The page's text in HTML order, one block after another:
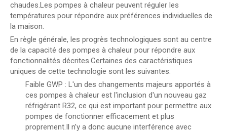
chaudes.Les pompes à chaleur peuvent réguler les
températures pour répondre aux préférences individuelles de
la maison.
En règle générale, les progrès technologiques sont au centre
de la capacité des pompes à chaleur pour répondre aux
fonctionnalités décrites.Certaines des caractéristiques
uniques de cette technologie sont les suivantes.
Faible GWP : L'un des changements majeurs apportés à
ces pompes à chaleur est l'inclusion d'un nouveau gaz
réfrigérant R32, ce qui est important pour permettre aux
pompes de fonctionner efficacement et plus
proprement.Il n’y a donc aucune interférence avec